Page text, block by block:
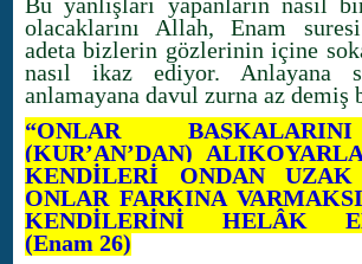
olacaklarını Allah, Enam
adeta bizlerin gözlerinin içine
nasıl ikaz ediyor. Anlayana
anlamayana davul zurna az
“ONLAR
(KUR’AN’DAN)
KENDİLERİ ONDAN
ONLAR FARKINA
KENDİLERİNİ HELÂK
(Enam 26)